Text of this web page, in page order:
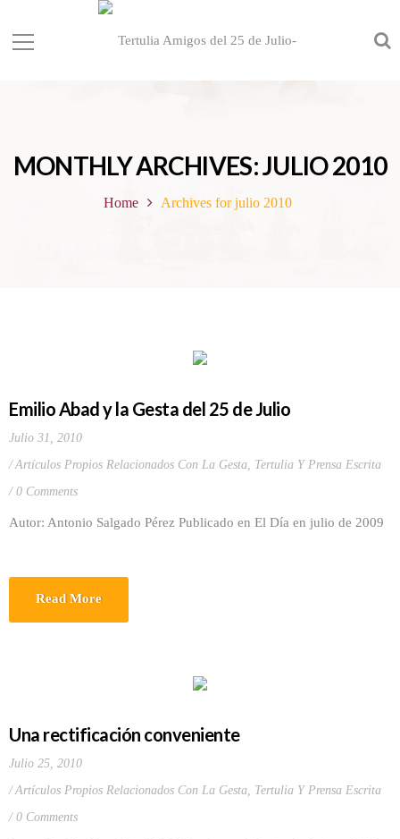
MONTHLY ARCHIVES: JULIO 2010
Home Archives for julio 2010
Emilio Abad y la Gesta del 25 de Julio
Julio 31, 2010
Artículos Propios Relacionados Con La Gesta, Tertulia Y Prensa Escrita
0 Comments
Autor: Antonio Salgado Pérez Publicado en El Día en julio de 2009
Read More
Una rectificación conveniente
Julio 25, 2010
Artículos Propios Relacionados Con La Gesta, Tertulia Y Prensa Escrita
0 Comments